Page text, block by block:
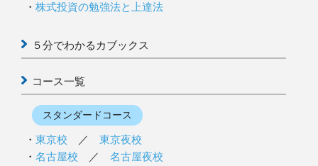
株式投資の勉強法と上達法
５分でわかるカブックス
コース一覧
スタンダードコース
東京校 ／ 東京夜校
名古屋校 ／ 名古屋夜校